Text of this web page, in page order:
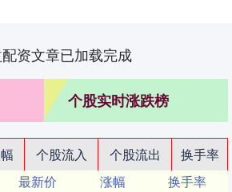
资文章已加载完成
个股实时涨跌榜
个股流入 个股流出
换手率
最新价 涨幅
换手率